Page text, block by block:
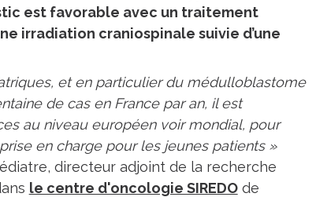
est favorable avec un traitement
irradiation craniospinale suivie d’une
et en particulier du médulloblastome
de cas en France par an, il est
au niveau européen voir mondial, pour
en charge pour les jeunes patients »
directeur adjoint de la recherche
le centre d'oncologie SIREDOde